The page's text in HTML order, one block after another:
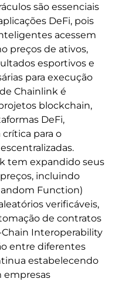
são essenciais
DeFi, pois
acessem
preços de ativos,
esportivos e
para execução
Chainlink é
blockchain,
DeFi,
para o
tem expandido seus
incluindo
Function)
verificáveis,
de contratos
Chain Interoperability
entre diferentes
estabelecendo
empresas